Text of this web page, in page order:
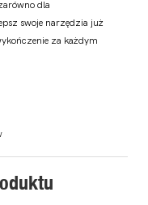
dla
swoje narzędzia już
za każdym